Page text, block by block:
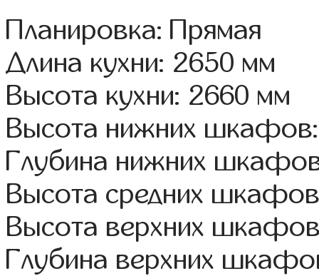
Планировка: Прямая
Длина кухни: 2650 мм
Высота кухни: 2660 мм
Высота нижних
Глубина нижних
Высота средних
Высота верхних
Глубина верхних